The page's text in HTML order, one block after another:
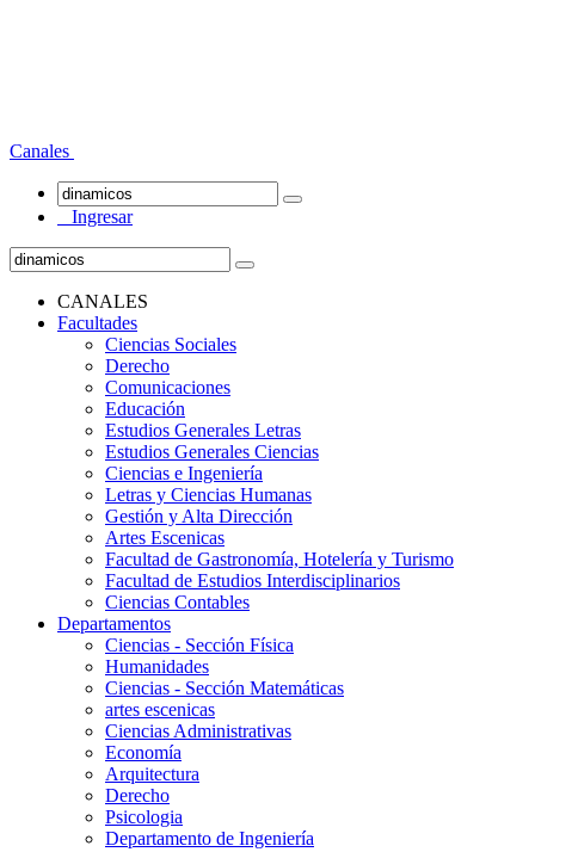
Canales
Ingresar
CANALES
Facultades
Ciencias Sociales
Derecho
Comunicaciones
Educación
Estudios Generales Letras
Estudios Generales Ciencias
Ciencias e Ingeniería
Letras y Ciencias Humanas
Gestión y Alta Dirección
Artes Escenicas
Facultad de Gastronomía, Hotelería y Turismo
Facultad de Estudios Interdisciplinarios
Ciencias Contables
Departamentos
Ciencias - Sección Física
Humanidades
Ciencias - Sección Matemáticas
artes escenicas
Ciencias Administrativas
Economía
Arquitectura
Derecho
Psicologia
Departamento de Ingeniería